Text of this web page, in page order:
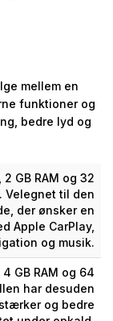
mellem en
funktioner og
bedre lyd og
GB RAM og 32
Velegnet til den
der ønsker en
Apple CarPlay,
og musik.
GB RAM og 64
har desuden
og bedre